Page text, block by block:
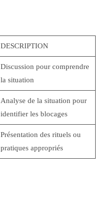
DESCRIPTION
Discussion pour comprendre
la situation
Analyse de la situation pour
identifier les blocages
Présentation des rituels ou
pratiques appropriés